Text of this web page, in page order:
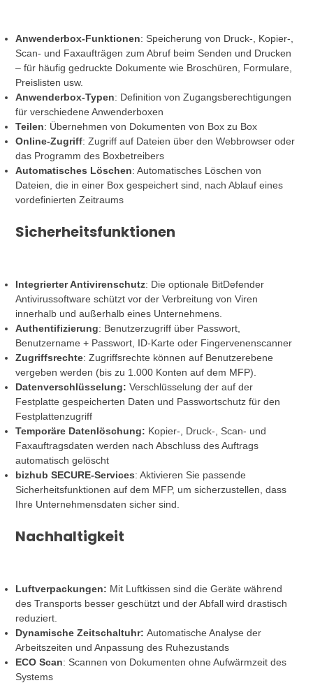
Anwenderbox-Funktionen: Speicherung von Druck-, Kopier-,
Scan- und Faxaufträgen zum Abruf beim Senden und Drucken
– für häufig gedruckte Dokumente wie Broschüren, Formulare,
Preislisten usw.
Anwenderbox-Typen: Definition von Zugangsberechtigungen
für verschiedene Anwenderboxen
Teilen: Übernehmen von Dokumenten von Box zu Box
Online-Zugriff: Zugriff auf Dateien über den Webbrowser oder
das Programm des Boxbetreibers
Automatisches Löschen: Automatisches Löschen von
Dateien, die in einer Box gespeichert sind, nach Ablauf eines
vordefinierten Zeitraums
Sicherheitsfunktionen
Integrierter Antivirenschutz: Die optionale BitDefender
Antivirussoftware schützt vor der Verbreitung von Viren
innerhalb und außerhalb eines Unternehmens.
Authentifizierung: Benutzerzugriff über Passwort,
Benutzername + Passwort, ID-Karte oder Fingervenenscanner
Zugriffsrechte: Zugriffsrechte können auf Benutzerebene
vergeben werden (bis zu 1.000 Konten auf dem MFP).
Datenverschlüsselung:Verschlüsselung der auf der
Festplatte gespeicherten Daten und Passwortschutz für den
Festplattenzugriff
Temporäre Datenlöschung: Kopier-, Druck-, Scan- und
Faxauftragsdaten werden nach Abschluss des Auftrags
automatisch gelöscht
bizhub SECURE-Services: Aktivieren Sie passende
Sicherheitsfunktionen auf dem MFP, um sicherzustellen, dass
Ihre Unternehmensdaten sicher sind.
Nachhaltigkeit
Luftverpackungen: Mit Luftkissen sind die Geräte während
des Transports besser geschützt und der Abfall wird drastisch
reduziert.
Dynamische Zeitschaltuhr:Automatische Analyse der
Arbeitszeiten und Anpassung des Ruhezustands
ECO Scan: Scannen von Dokumenten ohne Aufwärmzeit des
Systems